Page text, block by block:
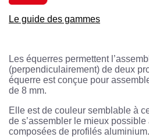
Le guide des gammes
Les équerres permettent
(perpendiculairement) de deux
équerre est conçue pour
de 8 mm.
Elle est de couleur semblable à
de s’assembler le mieux
composées de profilés aluminium.